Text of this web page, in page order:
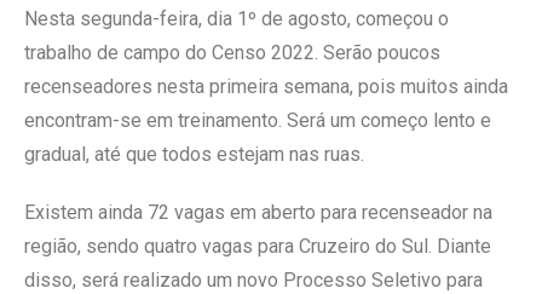
Nesta segunda-feira, dia 1º de agosto, começou o
trabalho de campo do Censo 2022. Serão poucos
recenseadores nesta primeira semana, pois muitos ainda
encontram-se em treinamento. Será um começo lento e
gradual, até que todos estejam nas ruas.
Existem ainda 72 vagas em aberto para recenseador na
região, sendo quatro vagas para Cruzeiro do Sul. Diante
disso, será realizado um novo Processo Seletivo para